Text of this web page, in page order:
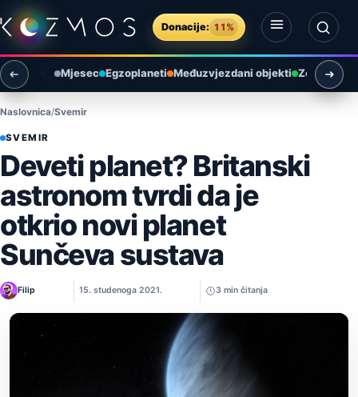
Preskoči na sadržaj
Donacije: 11%
Otvori izbornik
Otvori pretragu
Mjesec Egzoplaneti Međuzvjezdani objekti Zemlja i
Naslovnica Svemir
SVEMIR
Deveti planet? Britanski
astronom tvrdi da je
otkrio novi planet
Sunčeva sustava
Filip 15. studenoga 2021. 3 min čitanja